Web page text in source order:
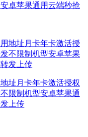
卓苹果通用云端秒抢
址月卡年卡激活授权
限制机型安卓苹果通
上传